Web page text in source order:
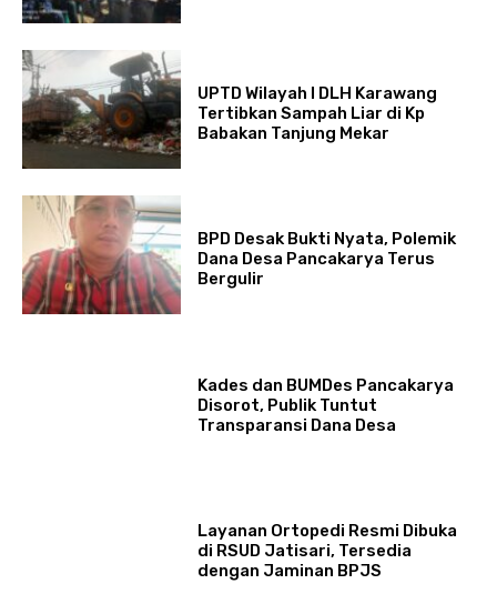
UPTD Wilayah I DLH Karawang
Tertibkan Sampah Liar di Kp
Babakan Tanjung Mekar
BPD Desak Bukti Nyata, Polemik
Dana Desa Pancakarya Terus
Bergulir
Kades dan BUMDes Pancakarya
Disorot, Publik Tuntut
Transparansi Dana Desa
Layanan Ortopedi Resmi Dibuka
di RSUD Jatisari, Tersedia
dengan Jaminan BPJS